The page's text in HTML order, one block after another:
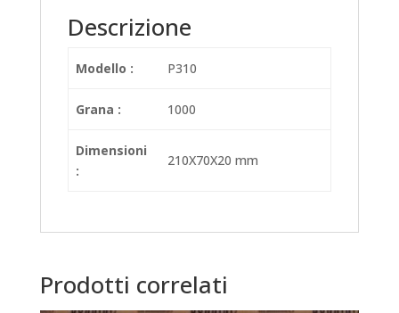
Descrizione
Modello : P310
Grana : 1000
Dimensioni
:
210X70X20 mm
Prodotti correlati